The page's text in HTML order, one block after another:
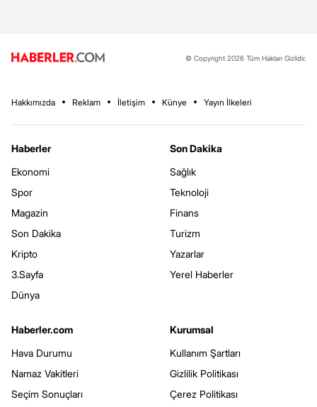
© Copyright 2026 Tüm Hakları Gizlidir.
Hakkımızda Reklam İletişim Künye Yayın İlkeleri
Haberler
Ekonomi
Spor
Magazin
Son Dakika
Kripto
3.Sayfa
Dünya
Son Dakika
Sağlık
Teknoloji
Finans
Turizm
Yazarlar
Yerel Haberler
Haberler.com
Hava Durumu
Namaz Vakitleri
Seçim Sonuçları
Kurumsal
Kullanım Şartları
Gizlilik Politikası
Çerez Politikası